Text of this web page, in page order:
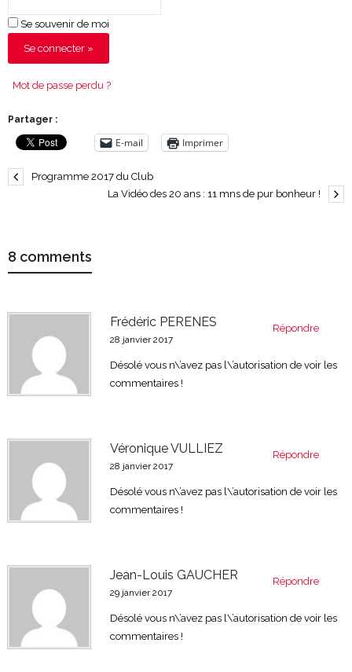
Se souvenir de moi
Mot de passe perdu ?
Partager :
E-mail Imprimer
Programme 2017 du Club
La Vidéo des 20 ans : 11 mns de pur bonheur !
8 comments
Répondre
Frédéric PERENES
28 janvier 2017
Désolé vous n\’avez pas l\’autorisation de voir les
commentaires !
Répondre
Véronique VULLIEZ
28 janvier 2017
Désolé vous n\’avez pas l\’autorisation de voir les
commentaires !
Répondre
Jean-Louis GAUCHER
29 janvier 2017
Désolé vous n\’avez pas l\’autorisation de voir les
commentaires !